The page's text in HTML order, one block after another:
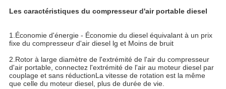
Les caractéristiques du compresseur d'air portable diesel
1.Économie d'énergie - Économie du diesel équivalant à un prix
fixe du compresseur d'air diesel lg et Moins de bruit
2.Rotor à large diamètre de l'extrémité de l'air du compresseur
d'air portable, connectez l'extrémité de l'air au moteur diesel par
couplage et sans réductionLa vitesse de rotation est la même
que celle du moteur diesel, plus de durée de vie.